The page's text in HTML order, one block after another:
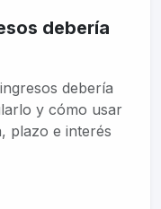
debería
debería
y cómo usar
plazo e interés